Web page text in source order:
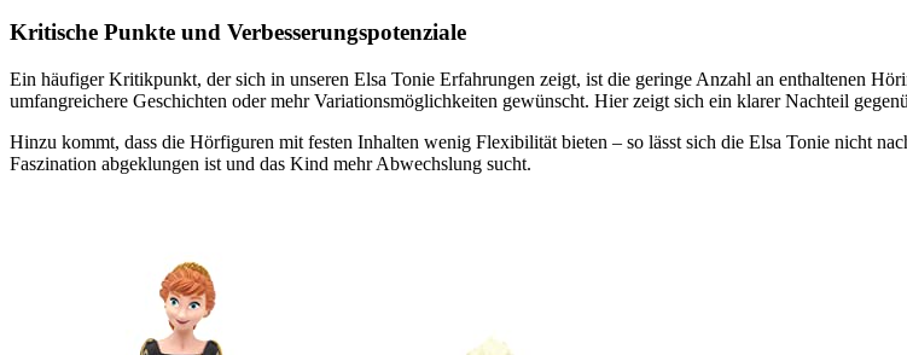
Kritische Punkte und Verbesserungspotenziale
Ein häufiger Kritikpunkt, der sich in unseren Elsa Tonie Erfahrungen zeigt, ist die geringe Anzahl an enthaltenen
umfangreichere Geschichten oder mehr Variationsmöglichkeiten gewünscht. Hier zeigt sich ein klarer Nachteil
Hinzu kommt, dass die Hörfiguren mit festen Inhalten wenig Flexibilität bieten – so lässt sich die Elsa Tonie nicht
Faszination abgeklungen ist und das Kind mehr Abwechslung sucht.